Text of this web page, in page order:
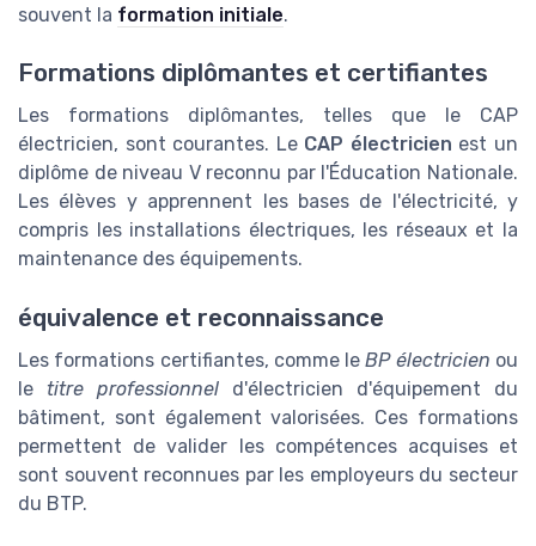
souvent la formation initiale.
Formations diplômantes et certifiantes
Les formations diplômantes, telles que le CAP
électricien, sont courantes. Le CAP électricien est un
diplôme de niveau V reconnu par l'Éducation Nationale.
Les élèves y apprennent les bases de l'électricité, y
compris les installations électriques, les réseaux et la
maintenance des équipements.
équivalence et reconnaissance
Les formations certifiantes, comme leBP électricien ou
le titre professionnel d'électricien d'équipement du
bâtiment, sont également valorisées. Ces formations
permettent de valider les compétences acquises et
sont souvent reconnues par les employeurs du secteur
du BTP.